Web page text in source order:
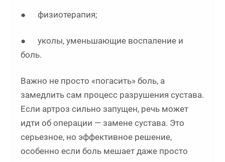
● физиотерапия;
● уколы, уменьшающие воспаление и
боль.
Важно не просто «погасить» боль, а
замедлить сам процесс разрушения сустава.
Если артроз сильно запущен, речь может
идти об операции — замене сустава. Это
серьезное, но эффективное решение,
особенно если боль мешает даже просто